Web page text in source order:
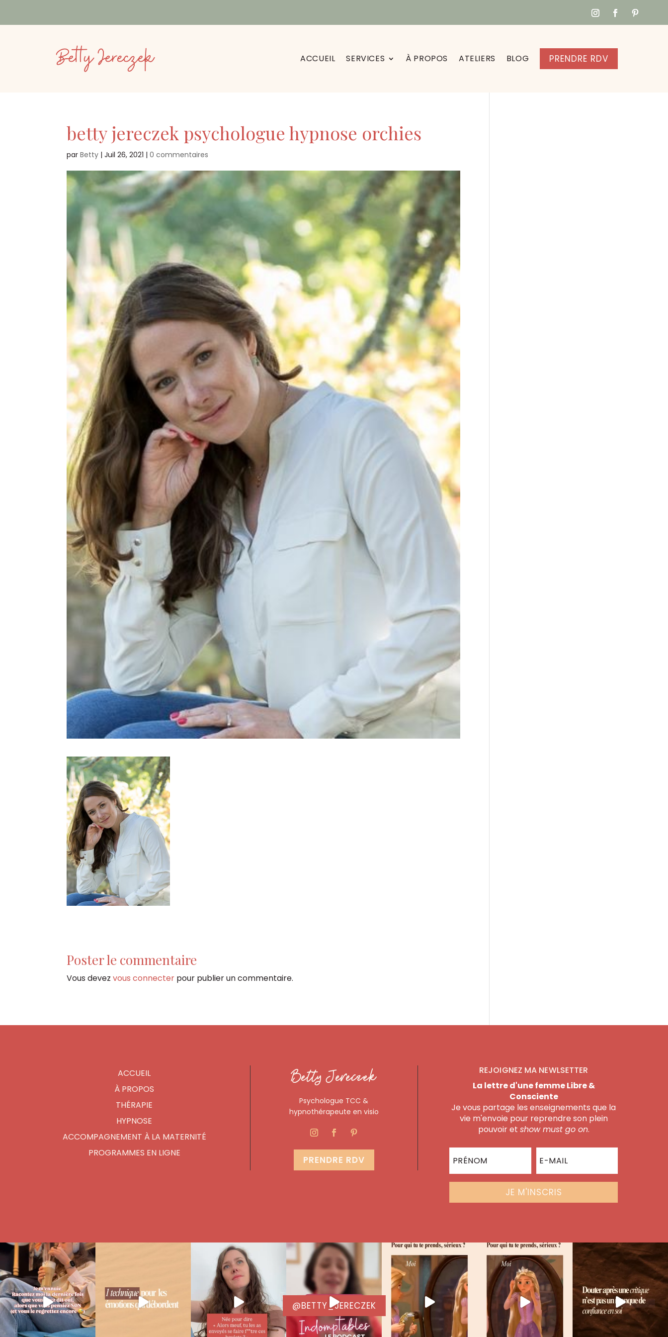
ACCUEIL SERVICES À PROPOS ATELIERS BLOG PRENDRE RDV
betty jereczek psychologue hypnose orchies
parBetty |Juil 26, 2021 |0 commentaires
Poster le commentaire
Vous devezvous connecter pour publier un commentaire.
ACCUEIL
À PROPOS
THÉRAPIE
HYPNOSE
ACCOMPAGNEMENT À LA MATERNITÉ
PROGRAMMES EN LIGNE
Betty Jereczek
Psychologue TCC &
hypnothérapeute en visio
PRENDRE RDV
REJOIGNEZ MA NEWLSETTER
La lettre d'une femme Libre &
Consciente
Je vous partage les enseignements que la
vie m'envoie pour reprendre son plein
pouvoir et show must go on.
JE M'INSCRIS
@BETTY_JERECZEK